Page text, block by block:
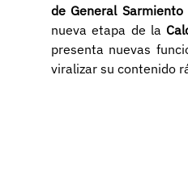
de General Sarmiento
nueva etapa de la
presenta nuevas
viralizar su contenido